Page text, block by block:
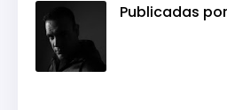
Publicadas por